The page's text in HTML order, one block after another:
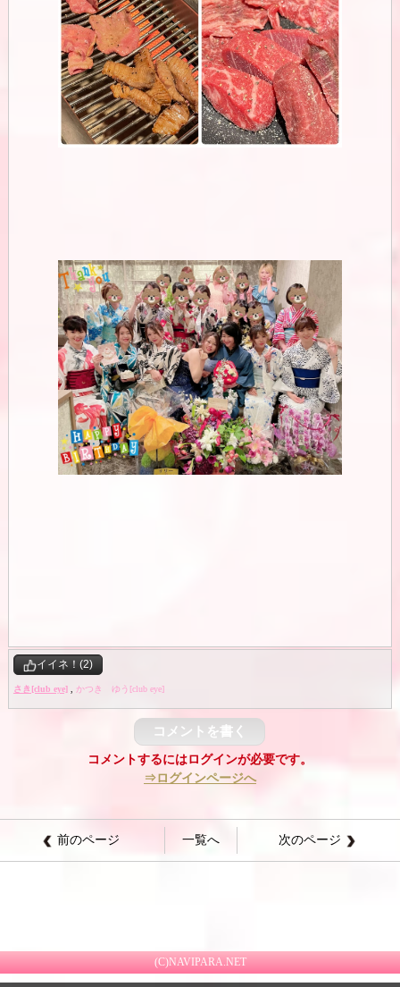
イイネ！(2)
さき[club eye], かつき ゆう[club eye]
コメントを書く
コメントするにはログインが必要です。
⇒ログインページへ
前のページ 一覧へ 次のページ
(C)NAVIPARA.NET